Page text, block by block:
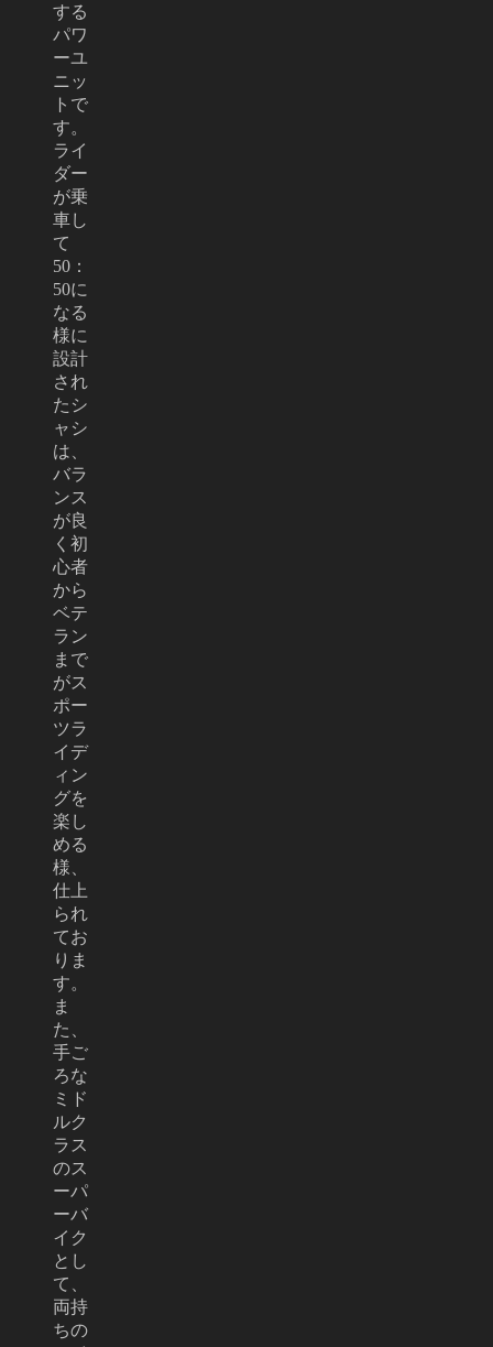
する
パワ
ーユ
ニッ
トで
す。
ライ
ダー
が乗
車し
て
50：
50に
なる
様に
設計
され
たシ
ャシ
は、
バラ
ンス
が良
く初
心者
から
ベテ
ラン
まで
がス
ポー
ツラ
イデ
ィン
グを
楽し
める
様、
仕上
られ
てお
りま
す。
ま
た、
手ご
ろな
ミド
ルク
ラス
のス
ーパ
ーバ
イク
とし
て、
両持
ちの